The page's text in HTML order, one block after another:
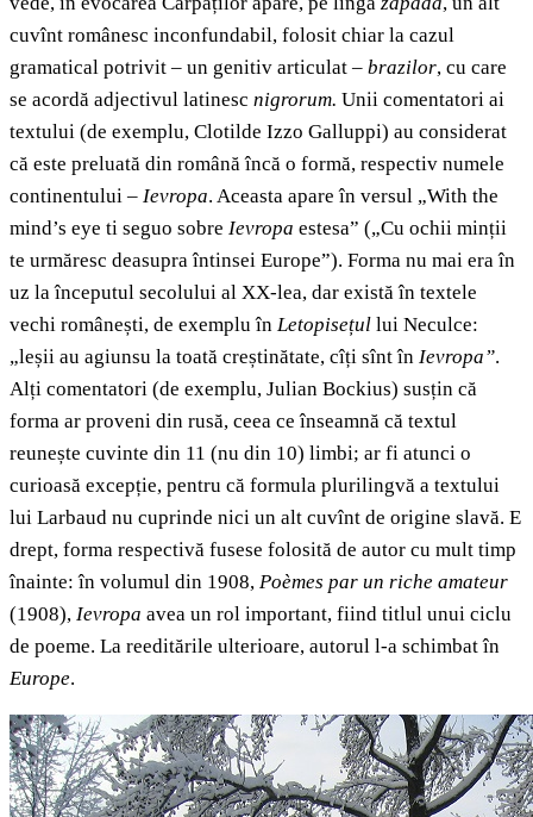
cuvînt românesc inconfundabil, folosit chiar la cazul
gramatical potrivit – un genitiv articulat – brazilor, cu care
se acordă adjectivul latinesc nigrorum. Unii comentatori ai
textului (de exemplu, Clotilde Izzo Galluppi) au considerat
că este preluată din română încă o formă, respectiv numele
continentului – Ievropa. Aceasta apare în versul „With the
mind’s eye ti seguo sobre Ievropa estesa” („Cu ochii minții
te urmăresc deasupra întinsei Europe”). Forma nu mai era în
uz la începutul secolului al XX-lea, dar există în textele
vechi românești, de exemplu în Letopisețul lui Neculce:
„leșii au agiunsu la toată creștinătate, cîți sînt în Ievropa”.
Alți comentatori (de exemplu, Julian Bockius) susțin că
forma ar proveni din rusă, ceea ce înseamnă că textul
reunește cuvinte din 11 (nu din 10) limbi; ar fi atunci o
curioasă excepție, pentru că formula plurilingvă a textului
lui Larbaud nu cuprinde nici un alt cuvînt de origine slavă. E
drept, forma respectivă fusese folosită de autor cu mult timp
înainte: în volumul din 1908, Poèmes par un riche amateur
(1908), Ievropa avea un rol important, fiind titlul unui ciclu
de poeme. La reeditările ulterioare, autorul l-a schimbat în
Europe.